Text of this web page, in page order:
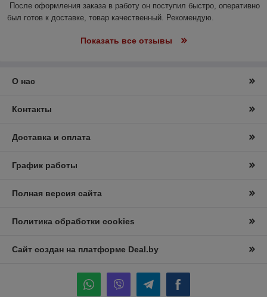
После оформления заказа в работу он поступил быстро, оперативно
был готов к доставке, товар качественный. Рекомендую.
Показать все отзывы
О нас
Контакты
Доставка и оплата
График работы
Полная версия сайта
Политика обработки cookies
Сайт создан на платформе Deal.by